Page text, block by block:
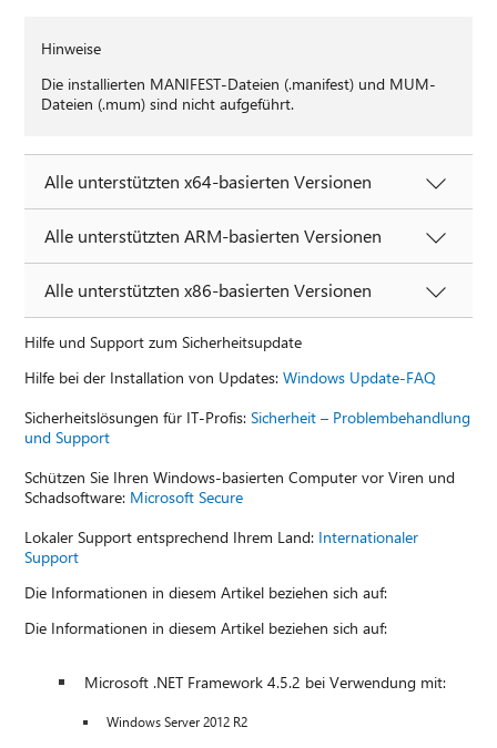
Hinweise
Die installierten MANIFEST-Dateien (.manifest) und MUM-
Dateien (.mum) sind nicht aufgeführt.
Alle unterstützten x64-basierten Versionen
Alle unterstützten ARM-basierten Versionen
Alle unterstützten x86-basierten Versionen
Hilfe und Support zum Sicherheitsupdate
Hilfe bei der Installation von Updates:Windows Update-FAQ
Sicherheitslösungen für IT-Profis:Sicherheit – Problembehandlung
und Support
Schützen Sie Ihren Windows-basierten Computer vor Viren und
Schadsoftware: Microsoft Secure
Lokaler Support entsprechend Ihrem Land: Internationaler
Support
Die Informationen in diesem Artikel beziehen sich auf:
Die Informationen in diesem Artikel beziehen sich auf:
Microsoft .NET Framework 4.5.2 bei Verwendung mit:
Windows Server 2012 R2